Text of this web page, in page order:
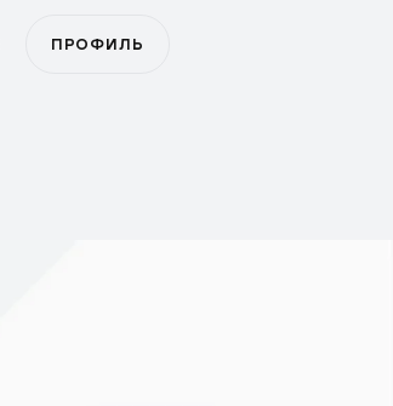
ПРОФИЛЬ